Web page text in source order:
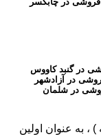
در گنبد کاووس
در آزادشهر
در شلمان
) ، به عنوان اولین